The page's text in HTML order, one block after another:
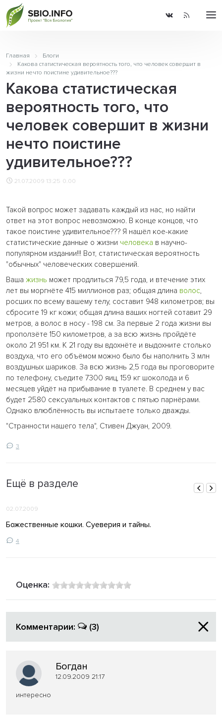
Главная
Блоги
Какова статистическая вероятность того, что человек совершит в
жизни нечто поистине удивительное???
Какова статистическая
вероятность того, что
человек совершит в жизни
нечто поистине
удивительное???
21.07.2009 13:25 0.00
Такой вопрос может задавать каждый из нас, но найти
ответ на этот вопрос невозможно. В конце концов, что
такое поистине удивительное??? Я нашёл кое-какие
статистические данные о жизни человека в научно-
популярном издании!!! Вот, статистическая вероятность
"обычных" человеческих совершений.
Ваша жизнь может продлиться 79,5 года, и втечение этих
лет вы моргнёте 415 миллионов раз; общая длина волос,
росших по всему вашему телу, составит 948 километров; вы
сбросите 19 кг кожи; общая длина ваших ногтей сотавит 29
метров, а волос в носу - 198 см. За первые 2 года жизни вы
проползёте 150 километров, а за всю жизнь пройдёте
около 21 951 км. К 21 году вы вдохнёте и выдохните столько
воздуха, что его объёмом можно было бы наполнить 3 млн
воздушных шариков. За всю жизнь 2,5 года вы проговорите
по телефону, съедите 7300 яиц, 159 кг шоколода и 6
месяцев уйдёт на прибывание в туалете. В среднем у вас
будет 2580 сексуальных контактов с пятью парнёрами.
Однако влюблённость вы испытаете только дважды.
"Странности нашего тела", Стивен Джуан, 2009.
3
Ещё в разделе
02.07.2009
Божественные кошки. Суеверия и тайны.
4
Оценка:
Комментарии: (3)
Богдан
12.09.2009 21:17
интересно